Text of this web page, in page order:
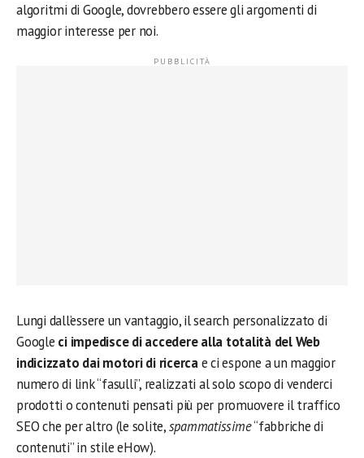
algoritmi di Google, dovrebbero essere gli argomenti di
maggior interesse per noi.
Lungi dall’essere un vantaggio, il search personalizzato di
Google ci impedisce di accedere alla totalità del Web
indicizzato dai motori di ricercae ci espone a un maggior
numero di link “fasulli”, realizzati al solo scopo di venderci
prodotti o contenuti pensati più per promuovere il traffico
SEO che per altro (le solite,spammatissime“fabbriche di
contenuti” in stile eHow).